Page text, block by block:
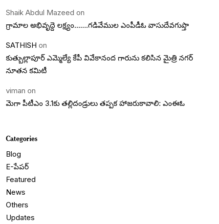
Shaik Abdul Mazeed on
గ్రామాల అభివృద్దె లక్ష్యం…….గడివేముల ఎంపీడీఓ వాసుదేవగుప్తా
SATHISH on
కుత్బుల్లాపూర్ ఎమ్మెల్యే కేపీ వివేకానంద గారును కలిసిన మైత్రి నగర్
నూతన కమిటీ
viman on
మెగా పీటీఎం 3.1కు తల్లిదండ్రులు తప్పక హాజరుకావాలి: ఎంఈఓ
Categories
Blog
E-పేపర్
Featured
News
Others
Updates